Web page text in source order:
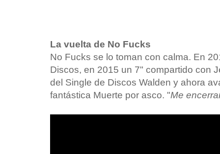
La vuelta de No Fucks
No Fucks se lo toman con calma. En
Discos, en 2015 un 7" compartido con
del Single de Discos Walden y ahora
fantástica Muerte por asco. "Me